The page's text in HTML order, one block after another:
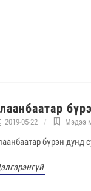
2019-05-22 Мэдээ
бүрэн дунд